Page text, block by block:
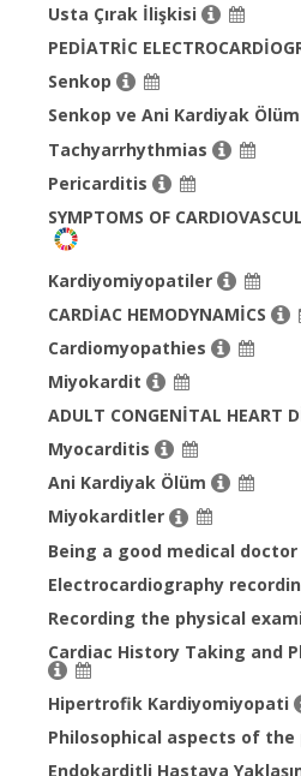
Usta Çırak İlişkisi
PEDİATRİC
Senkop
Senkop ve Ani Kardiyak Ölüm
Tachyarrhythmias
Pericarditis
SYMPTOMS OF
Kardiyomiyopatiler
CARDİAC HEMODYNAMİCS
Cardiomyopathies
Miyokardit
ADULT CONGENİTAL HEART
Myocarditis
Ani Kardiyak Ölüm
Miyokarditler
Being a good medical doctor
Electrocardiography
Recording the physical
Cardiac History Taking and
Hipertrofik Kardiyomiyopati
Philosophical aspects of the
Endokarditli Hastaya